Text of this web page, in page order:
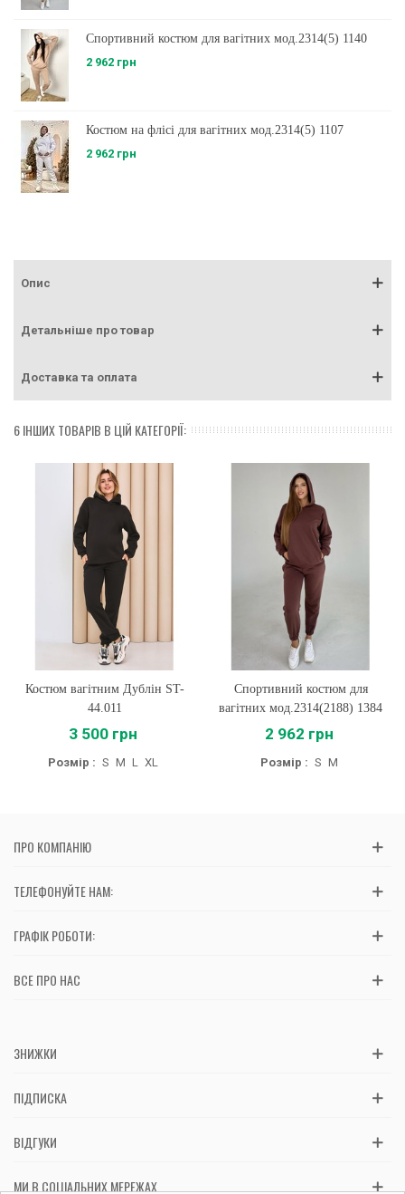
Спортивний костюм для вагітних мод.2314(5) 1140
2 962 грн
Костюм на флісі для вагітних мод.2314(5) 1107
2 962 грн
Опис
Детальніше про товар
Доставка та оплата
6 ІНШИХ ТОВАРІВ В ЦІЙ КАТЕГОРІЇ:
Костюм вагітним Дублін ST-
44.011
3 500 грн
Розмір : S M L XL
Спортивний костюм для
вагітних мод.2314(2188) 1384
2 962 грн
Розмір : S M
ПРО КОМПАНІЮ
ТЕЛЕФОНУЙТЕ НАМ:
ГРАФІК РОБОТИ:
ВСЕ ПРО НАС
ЗНИЖКИ
ПІДПИСКА
ВІДГУКИ
МИ В СОЦІАЛЬНИХ МЕРЕЖАХ